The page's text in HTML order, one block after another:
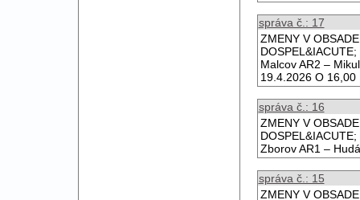
správa č.: 17
ZMENY V
Malcov AR2 –
19.4.2026 O 16,00
správa č.: 16
ZMENY V
Zborov AR1 –
správa č.: 15
ZMENY V